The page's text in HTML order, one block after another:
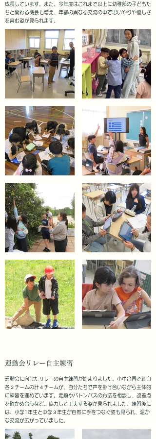
成長しています。また、今年度はこれまで以上に幼稚部の子どもた
ちと関わる機会も増え、年齢の異なる交流の中で思いやりや優しさ
を育む姿が見られます。
運動会リレー自主練習
運動会に向けたリレーの自主練習が始まりました。小中合同で紅白
各２チームの計４チームが、自分たちで声を掛け合いながら主体的
に練習を進めています。走順やバトンパスの方法を相談し、改善点
を確かめ合うなど、協力して工夫する姿が見られました。練習後に
は、小学1年生と中学３年生が自然に手をつなぐ姿も見られ、温か
な交流が広がっていました。